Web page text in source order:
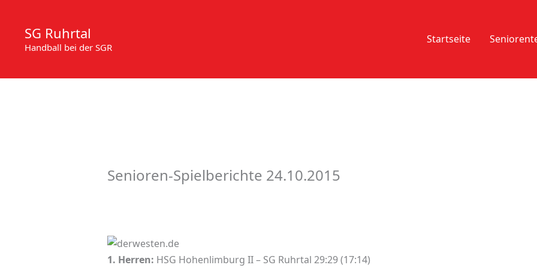
springenSG Ruhrtal
Handball bei der SGR
Startseite
Senioren-Spielberichte 24.10.2015
1. Herren: HSG Hohenlimburg II – SG Ruhrtal 29:29 (17:14)